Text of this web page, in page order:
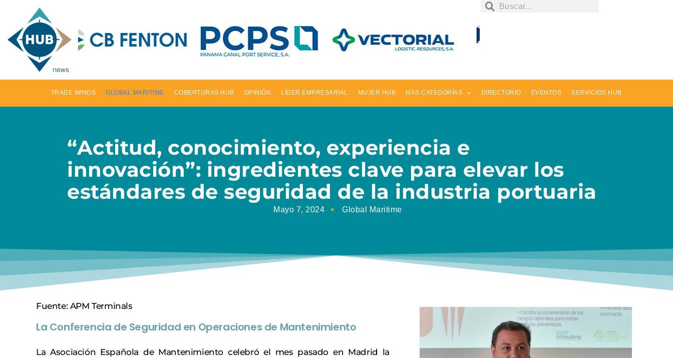
TRADE WINDS GLOBAL MARITIME COBERTURAS HUB OPINIÓN LÍDER EMPRESARIAL MUJER HUB MAS CATEGORÍAS DIRECTORIO EVENTOS SERVICIOS HUB
“Actitud, conocimiento, experiencia e
innovación”: ingredientes clave para elevar los
estándares de seguridad de la industria portuaria
Mayo 7, 2024 Global Maritime
Fuente: APM Terminals
La Conferencia de Seguridad en Operaciones de Mantenimiento
La Asociación Española de Mantenimiento celebró el mes pasado en Madrid la